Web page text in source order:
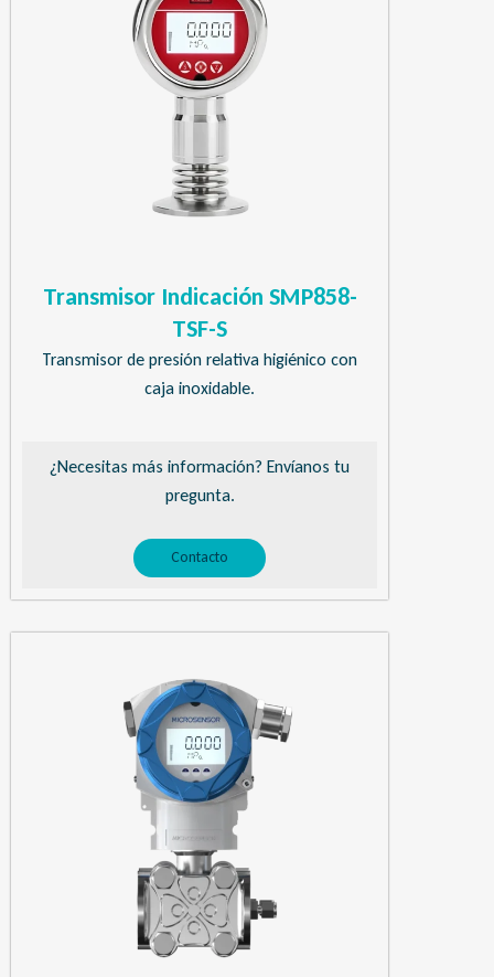
Transmisor Indicación SMP858-
TSF-S
Transmisor de presión relativa higiénico con
caja inoxidable.
¿Necesitas más información? Envíanos tu
pregunta.
Contacto